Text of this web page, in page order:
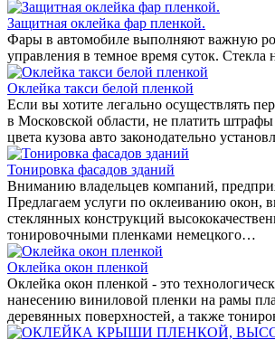
Защитная оклейка фар пленкой.
Фары в автомобиле выполняют важную
управления в темное время суток.
Оклейка такси белой пленкой
Если вы хотите легально осуществлять
в Московской области, не платить штрафы
цвета кузова авто законодательно
Тонировка фасадов зданий
Вниманию владельцев компаний,
Предлагаем услуги по оклеиванию окон,
стеклянных конструкций
тонировочными пленками немецкого…
Оклейка окон пленкой
Оклейка окон пленкой - это
нанесению виниловой пленки на рамы
деревянных поверхностей, а также